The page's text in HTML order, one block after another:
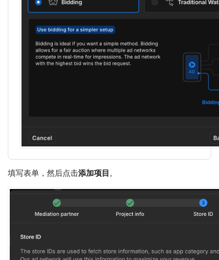
填写表单，然后点击添加项目 。